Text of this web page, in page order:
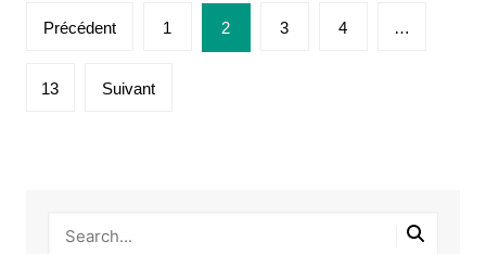
Pagination
publications
Précédent 1 2 3 4 …
13 Suivant